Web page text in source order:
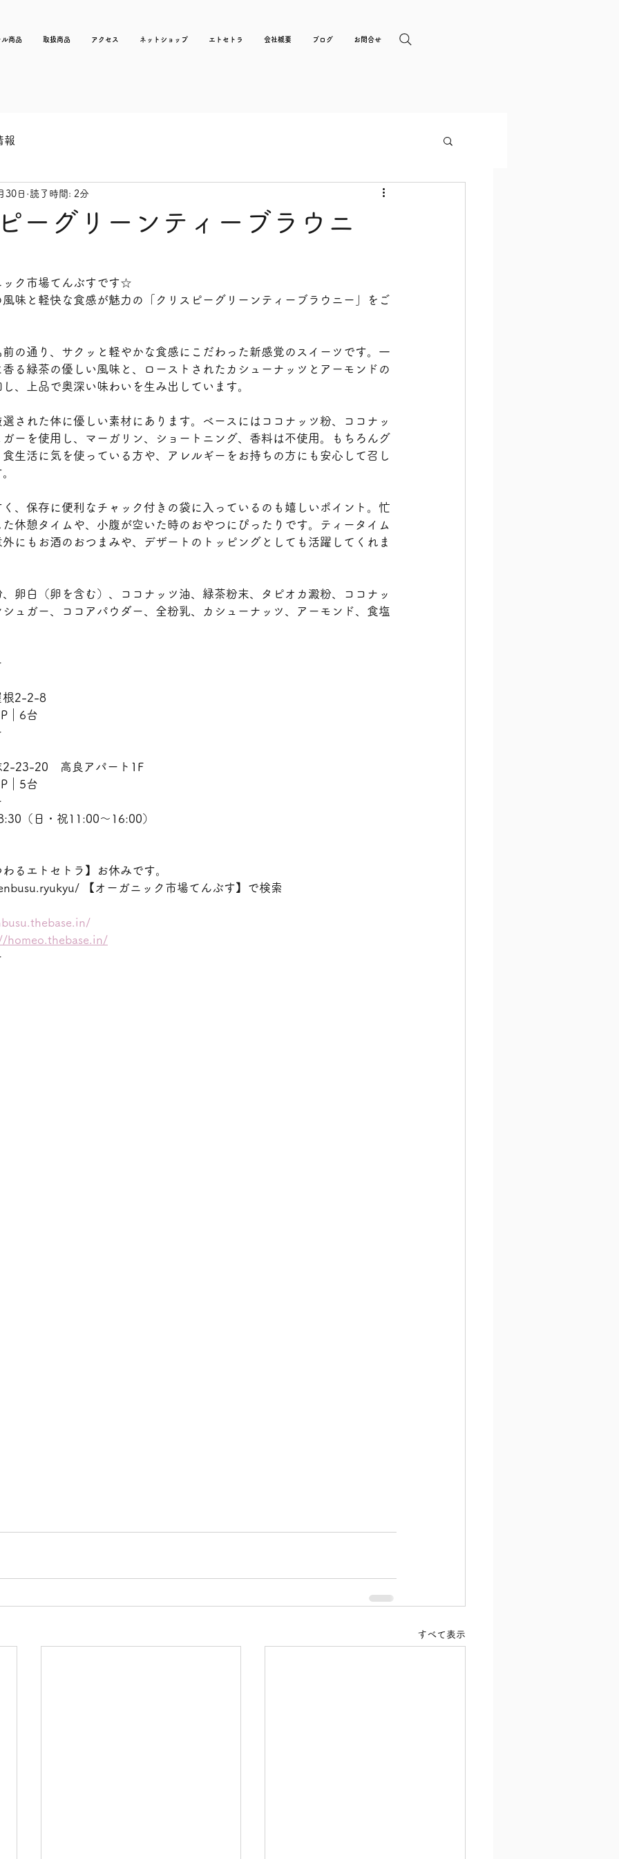
商品 取扱商品 アクセス ネットショップ エトセトラ 会社概要 ブログ お問合せ
報
ーグリーンティーブラウニ
30日 読了時間: 2分
ック市場てんぶすです☆
味と軽快な食感が魅力の「クリスピーグリーンティーブラウニー」をご
の通り、サクッと軽やかな食感にこだわった新感覚のスイーツです。一
る緑茶の優しい風味と、ローストされたカシューナッツとアーモンドの
、上品で奥深い味わいを生み出しています。
された体に優しい素材にあります。ベースにはココナッツ粉、ココナッ
ーを使用し、マーガリン、ショートニング、香料は不使用。もちろんグ
生活に気を使っている方や、アレルギーをお持ちの方にも安心して召し
、保存に便利なチャック付きの袋に入っているのも嬉しいポイント。忙
休憩タイムや、小腹が空いた時のおやつにぴったりです。ティータイム
にもお酒のおつまみや、デザートのトッピングとしても活躍してくれま
卵白（卵を含む）、ココナッツ油、緑茶粉末、タピオカ澱粉、ココナッ
ュガー、ココアパウダー、全粉乳、カシューナッツ、アーモンド、食塩
根2-2-8
｜6台
2-23-20　高良アパート1F
｜5台
（日・祝11:00〜16:00）
るエトセトラ】お休みです。
【オーガニック市場てんぶす】で検索
homeo.thebase.in/
すべて表示